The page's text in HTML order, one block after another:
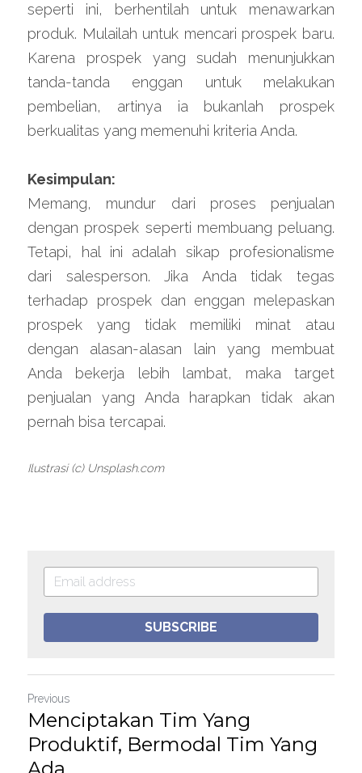
seperti ini, berhentilah untuk menawarkan
produk. Mulailah untuk mencari prospek baru.
Karena prospek yang sudah menunjukkan
tanda-tanda enggan untuk melakukan
pembelian, artinya ia bukanlah prospek
berkualitas yang memenuhi kriteria Anda.
Kesimpulan:
Memang, mundur dari proses penjualan
dengan prospek seperti membuang peluang.
Tetapi, hal ini adalah sikap profesionalisme
dari salesperson. Jika Anda tidak tegas
terhadap prospek dan enggan melepaskan
prospek yang tidak memiliki minat atau
dengan alasan-alasan lain yang membuat
Anda bekerja lebih lambat, maka target
penjualan yang Anda harapkan tidak akan
pernah bisa tercapai.
Ilustrasi (c) Unsplash.com
SUBSCRIBE
Previous
Menciptakan Tim Yang
Produktif, Bermodal Tim Yang